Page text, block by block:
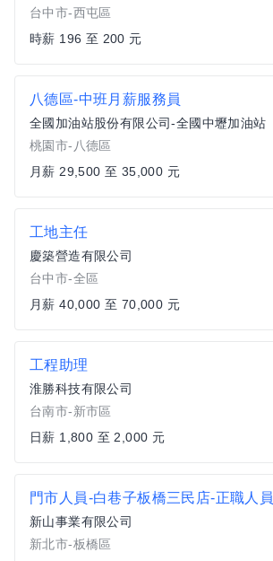
台中市-西屯區
時薪 196 至 200 元
八德區-中班月薪服務員
全國加油站股份有限公司-全國中壢加油站
桃園市-八德區
月薪 29,500 至 35,000 元
工地主任
慶築營造有限公司
台中市-全區
月薪 40,000 至 70,000 元
工程助理
淮勝科技有限公司
台南市-新市區
日薪 1,800 至 2,000 元
門市人員-白巷子板橋三民店-正職人員
新山事業有限公司
新北市-板橋區